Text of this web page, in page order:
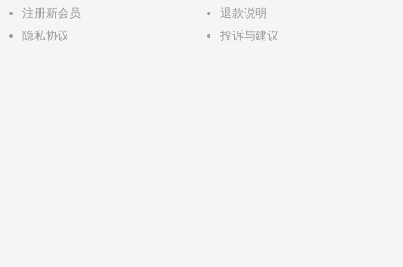
注册新会员
隐私协议
退款说明
投诉与建议